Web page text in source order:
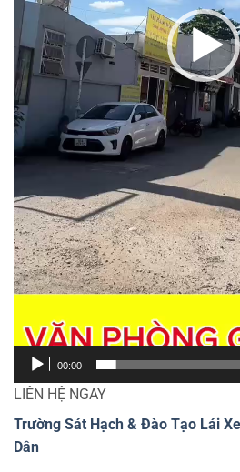
00:00
LIÊN HỆ NGAY
Trường Sát Hạch & Đào Tạo Lái
Dân